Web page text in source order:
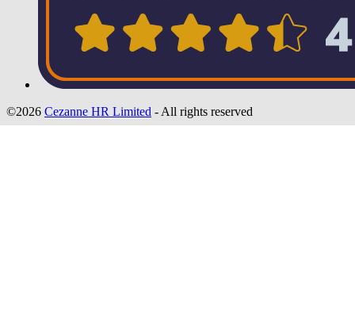
©2026 Cezanne HR Limited - All rights reserved